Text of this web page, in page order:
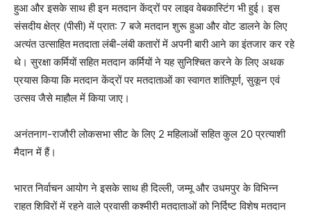
हुआ और इसके साथ ही इन मतदान केंद्रों पर लाइव वेबकास्टिंग भी हुई। इस
संसदीय क्षेत्र (पीसी) में प्रात: 7 बजे मतदान शुरू हुआ और वोट डालने के लिए
अत्‍यंत उत्साहित मतदाता लंबी-लंबी कतारों में अपनी बारी आने का इंतजार कर रहे
थे। सुरक्षा कर्मियों सहित मतदान कर्मियों ने यह सुनिश्चित करने के लिए अथक
प्रयास किया कि मतदान केंद्रों पर मतदाताओं का स्वागत शांतिपूर्ण, सुकून एवं
उत्‍सव जैसे माहौल में किया जाए।
अनंतनाग-राजौरी लोकसभा सीट के लिए 2 महिलाओं सहित कुल 20 प्रत्याशी
मैदान में हैं।
भारत निर्वाचन आयोग ने इसके साथ ही दिल्ली, जम्मू और उधमपुर के विभिन्न
राहत शिविरों में रहने वाले प्रवासी कश्मीरी मतदाताओं को निर्दिष्ट विशेष मतदान